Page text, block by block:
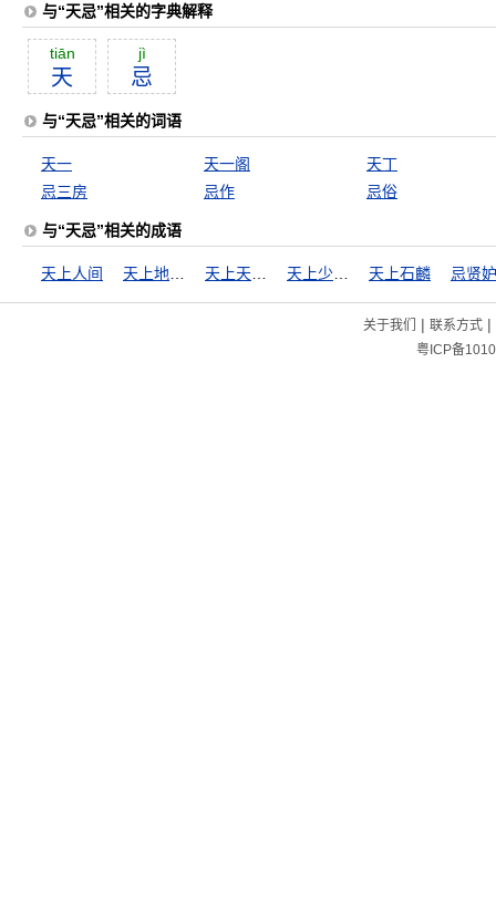
与“天忌”相关的字典解释
tiān
天
jì
忌
与“天忌”相关的词语
天一 天一阁
天丁
忌三房
忌作 忌俗
与“天忌”相关的成语
天上人间 天上石麟 忌贤
关于我们 | 联系方式|
粤ICP备